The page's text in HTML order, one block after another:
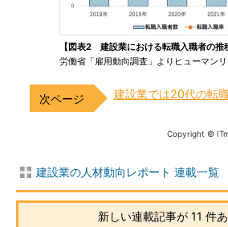
【図表2 建設業における転職入職者の推
労働省「雇用動向調査」よりヒューマン
建設業では20代の転
Copyright ©
建設業の人材動向レポート 連載一覧
新しい連載記事が 11 件